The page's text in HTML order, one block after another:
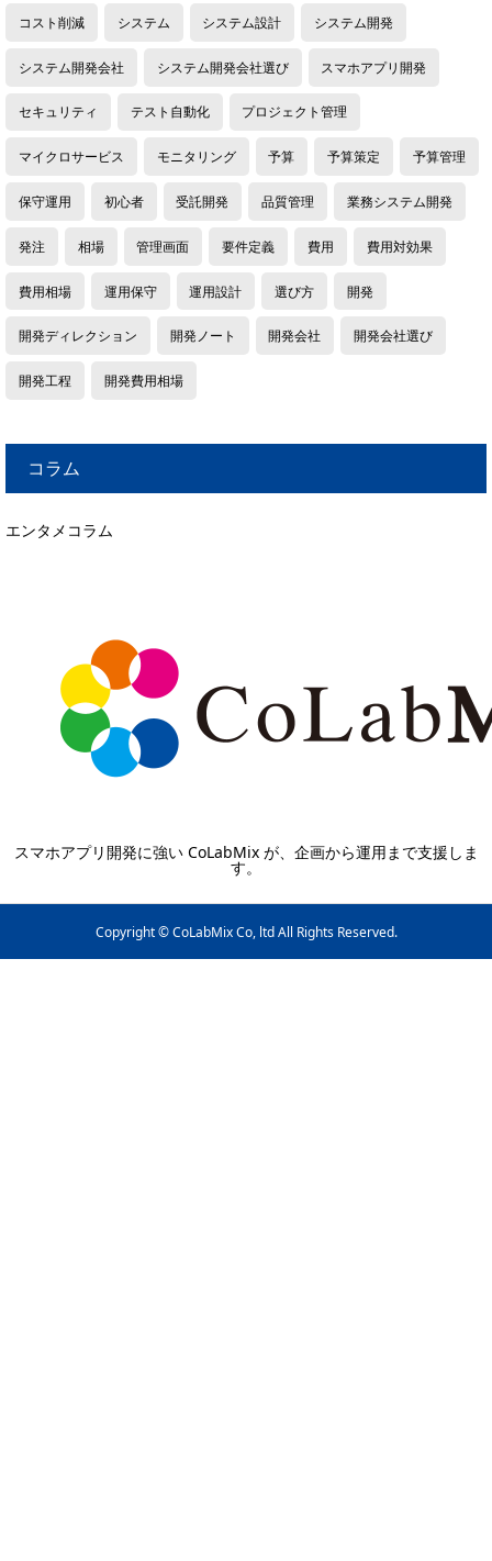
コスト削減 システム システム設計 システム開発
システム開発会社 システム開発会社選び スマホアプリ開発
セキュリティ テスト自動化 プロジェクト管理
マイクロサービス モニタリング 予算 予算策定 予算管理
保守運用 初心者 受託開発 品質管理 業務システム開発
発注 相場 管理画面 要件定義 費用 費用対効果
費用相場 運用保守 運用設計 選び方 開発
開発ディレクション 開発ノート 開発会社 開発会社選び
開発工程 開発費用相場
コラム
エンタメコラム
スマホアプリ開発に強い CoLabMix が、企画から運用まで支援しま
す。
Copyright © CoLabMix Co, ltd All Rights Reserved.